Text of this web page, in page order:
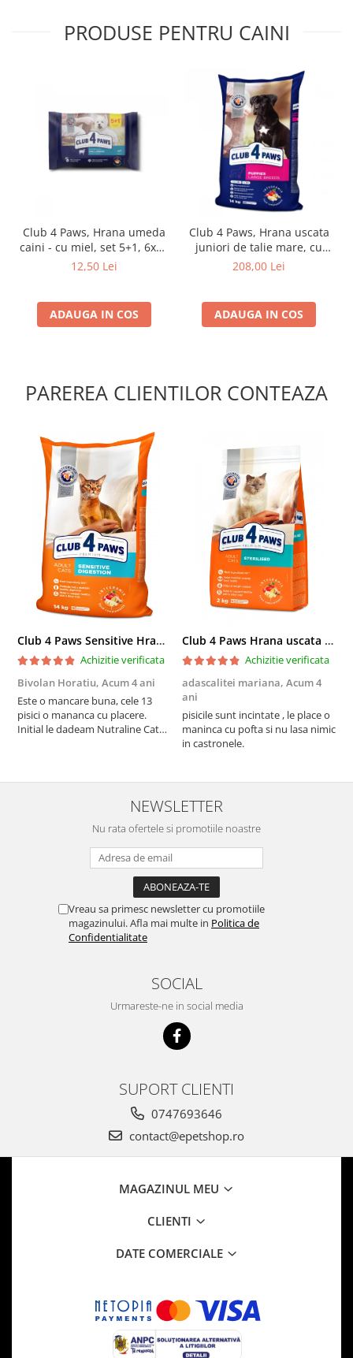
PRODUSE PENTRU CAINI
Club 4 Paws, Hrana umeda
caini - cu miel, set 5+1, 6x80
g
12,50 Lei
ADAUGA IN COS
Club 4 Paws, Hrana uscata
juniori de talie mare, cu
pui, 14kg
208,00 Lei
ADAUGA IN COS
PAREREA CLIENTILOR CONTEAZA
Club 4 Paws Sensitive Hrana uscata pisici adulte, 14kg
Achizitie verificata
Bivolan Horatiu, Acum 4 ani
Este o mancare buna, cele 13
pisici o mananca cu placere.
Initial le dadeam Nutraline Cat
nu o mananca cu placere. Eu
sunt multumit si voi continua cu
Club 4 Paws Hrana uscata pisici sterilizate, 2kg
Achizitie verificata
adascalitei mariana, Acum 4
ani
pisicile sunt incintate , le place o
maninca cu pofta si nu lasa nimic
in castronele.
NEWSLETTER
Nu rata ofertele si promotiile noastre
Vreau sa primesc newsletter cu promotiile
magazinului. Afla mai multe in Politica de
Confidentialitate
SOCIAL
Urmareste-ne in social media
SUPORT CLIENTI
0747693646
contact@epetshop.ro
MAGAZINUL MEU
CLIENTI
DATE COMERCIALE